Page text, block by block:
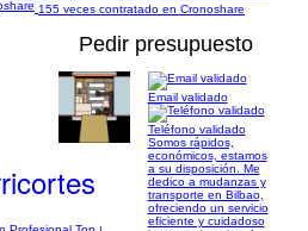
155 veces contratado en Cronoshare
Pedir presupuesto
Email validado
Teléfono validado
Somos rápidos,
económicos, estamos
a su disposición. Me
dedico a mudanzas y
transporte en Bilbao,
ofreciendo un servicio
eficiente y cuidadoso